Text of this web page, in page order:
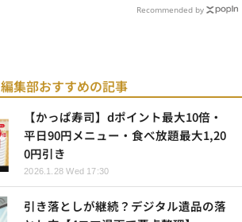
Recommended by
編集部おすすめの記事
【かっぱ寿司】dポイント最大10倍・
平日90円メニュー・食べ放題最大1,20
0円引き
2026.1.28 Wed 17:30
引き落としが継続？デジタル遺品の落